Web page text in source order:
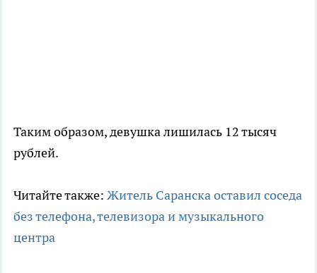
Таким образом, девушка лишилась 12 тысяч
рублей.
Читайте также: Житель Саранска оставил соседа
без телефона, телевизора и музыкального
центра